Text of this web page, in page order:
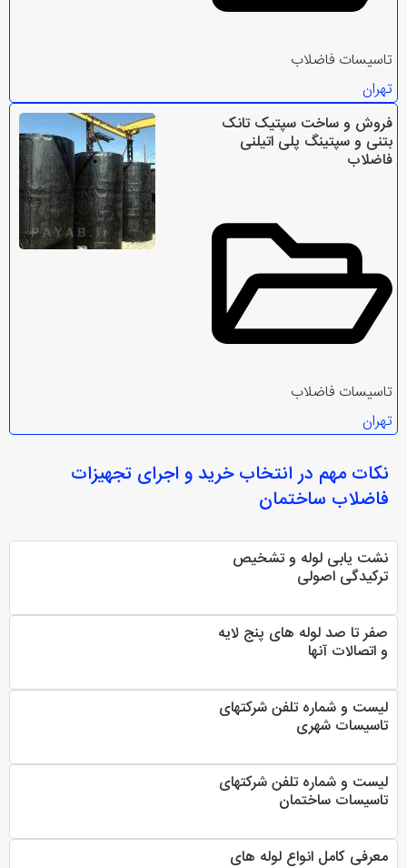
تاسیسات فاضلاب
تهران
فروش و ساخت سپتیک تانک
بتنی و سپتینگ پلی اتیلنی
فاضلاب
تاسیسات فاضلاب
تهران
نکات مهم در انتخابخرید و اجرای تجهیزات
فاضلاب ساختمان
نشت یابی لوله و تشخیص
ترکیدگی اصولی
صفر تا صد لوله های پنج لایه
و اتصالات آنها
لیست و شماره تلفن شرکتهای
تاسیسات شهری
لیست و شماره تلفن شرکتهای
تاسیسات ساختمان
معرفی کامل انواع لوله های